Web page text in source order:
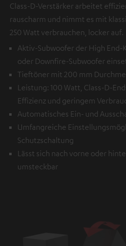
Class-D-Verstärker arbeitet
rauscharm und nimmt es mit
250 Watt verbrauchen, locker auf.
Aktiv-Subwoofer der High End-
oder Downfire-Subwoofer
Tieftöner mit 200 mm
Leistung: 100 Watt, Class-D-
Effizienz und geringem
Automatisches Ein- und
Umfangreiche
Schutzschaltung
Lässt sich nach vorne oder
umsteckbar